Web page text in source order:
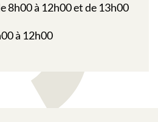
8h00 à 12h00 et de 13h00
à 12h00